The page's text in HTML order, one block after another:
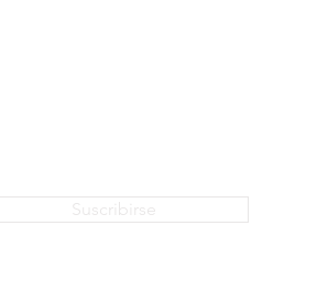
Suscribirse